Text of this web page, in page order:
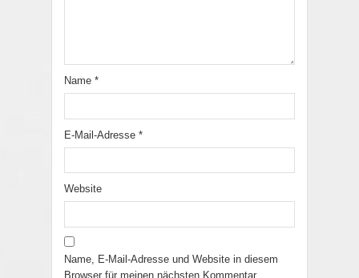
Name *
E-Mail-Adresse *
Website
Name, E-Mail-Adresse und Website in diesem
Browser für meinen nächsten Kommentar